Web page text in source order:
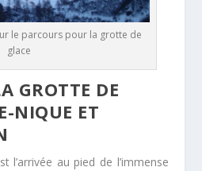
le parcours pour la grotte de
glace
GROTTE DE
NIQUE ET
l’arrivée au pied de l’immense